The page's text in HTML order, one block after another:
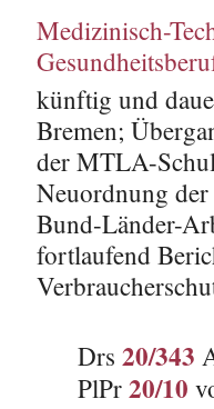
Medizinisch-
künftig und
Bremen;
der MTLA-
Neuordnung
Bund-Länder-
fortlaufend
Drs 20/343
PlPr20/10